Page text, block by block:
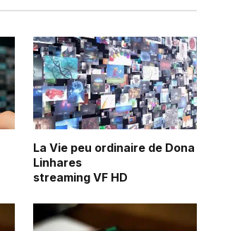
La Vie peu ordinaire de Dona
Linhares
streaming VF HD